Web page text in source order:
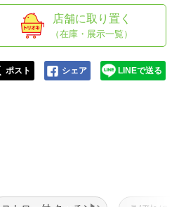
店舗に取り置く
（在庫・展示一覧）
ポスト シェア LINEで送る